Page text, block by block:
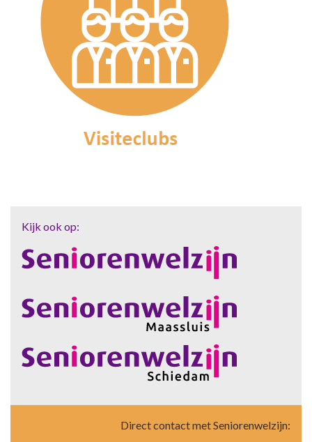
Kijk ook op:
Direct contact met Seniorenwelzijn: